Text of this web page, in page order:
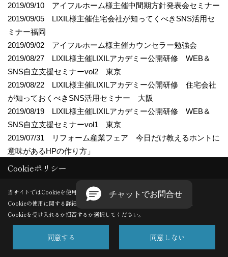
2019/09/10 アイフルホーム様主催中間期方針発表会セミナー
2019/09/05 LIXIL様主催住宅会社が知ってくべきSNS活用セ
ミナー福岡
2019/09/02 アイフルホーム様主催カウンセラー勉強会
2019/08/27 LIXIL様主催LIXILアカデミー公開研修 WEB＆
SNS自立支援セミナーvol2 東京
2019/08/22 LIXIL様主催LIXILアカデミー公開研修 住宅会社
が知っておくべきSNS活用セミナー 大阪
2019/08/19 LIXIL様主催LIXILアカデミー公開研修 WEB＆
SNS自立支援セミナーvol1 東京
2019/07/31 リフォーム産業フェア 今日だけ教えるホントに
意味があるHPの作り方」
2019/07/26 LIXIL様主催LIXILアカデミー公開研修 住宅会社
2019/07/25 LIXIL様主催和歌山田辺エリア元気が出るセミナ
ー 基調講演
2019/07/22 LIXIL様主催LRN神奈川エリアブロック会 基調
2019/07/19 LIXIL様主催青森支店SNS活用術セミナー
Cookieポリシー
当サイトではCookieを使用します。
Cookieの使用に関する詳細は 「プライバシーポリシー
」をご覧ください。
Cookieを受け入れるか拒否するか選択してください。
同意する 同意しない